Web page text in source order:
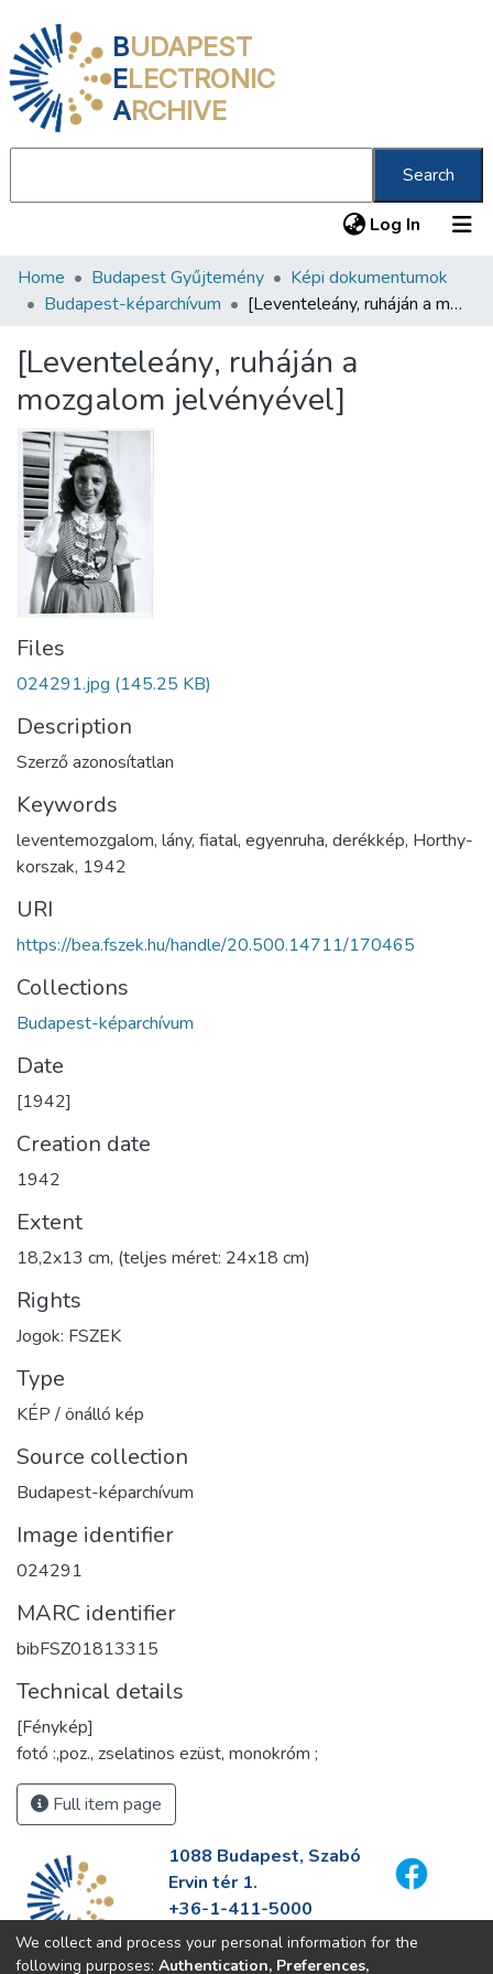
BUDAPEST
ELECTRONIC
ARCHIVE
Search
Log In (current)
Communities & Collections
Statistics
About us
Home Budapest Gyűjtemény
Képi dokumentumok
Budapest-képarchívum
[Leventeleány, ruháján a mozgalom jelvényével]
[Leventeleány, ruháján a
mozgalom jelvényével]
Files
024291.jpg (145.25 KB)
Description
Szerző azonosítatlan
Keywords
leventemozgalom, lány, fiatal, egyenruha, derékkép, Horthy-
korszak, 1942
URI
https://bea.fszek.hu/handle/20.500.14711/170465
Collections
Budapest-képarchívum
Date
[1942]
Creation date
1942
Extent
18,2x13 cm, (teljes méret: 24x18 cm)
Rights
Jogok: FSZEK
Type
KÉP / önálló kép
Source collection
Budapest-képarchívum
Image identifier
024291
MARC identifier
bibFSZ01813315
Technical details
[Fénykép]
fotó :,poz., zselatinos ezüst, monokróm ;
Full item page
1088 Budapest, Szabó
Ervin tér 1.
+36-1-411-5000
info@fszek.hu
https://fszek.hu
We collect and process your personal information for the
following purposes: Authentication, Preferences,